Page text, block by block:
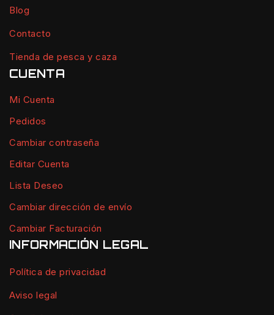
Blog
Contacto
Tienda de pesca y caza
CUENTA
Mi Cuenta
Pedidos
Cambiar contraseña
Editar Cuenta
Lista Deseo
Cambiar dirección de envío
Cambiar Facturación
INFORMACIÓN LEGAL
Política de privacidad
Aviso legal